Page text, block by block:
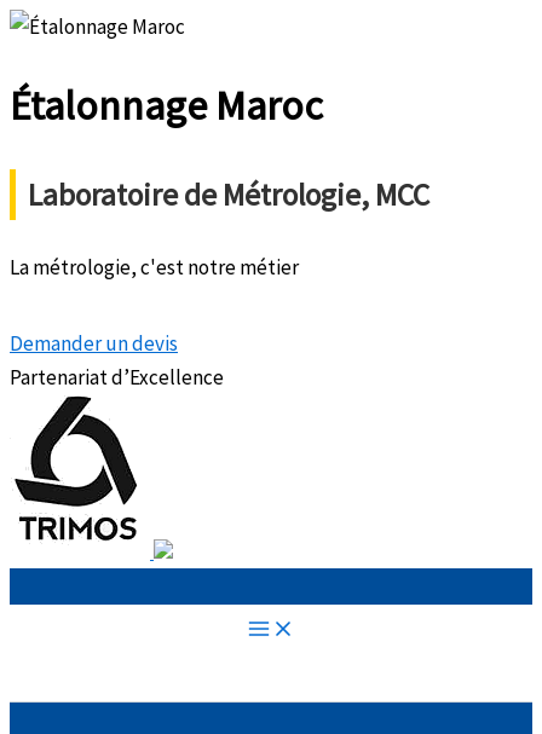
Aller
contenu
ÉtalonnageMaroc
Laboratoire de Métrologie, MCC
La métrologie, c'est notre métier
Demander un devis
Partenariat d’Excellence